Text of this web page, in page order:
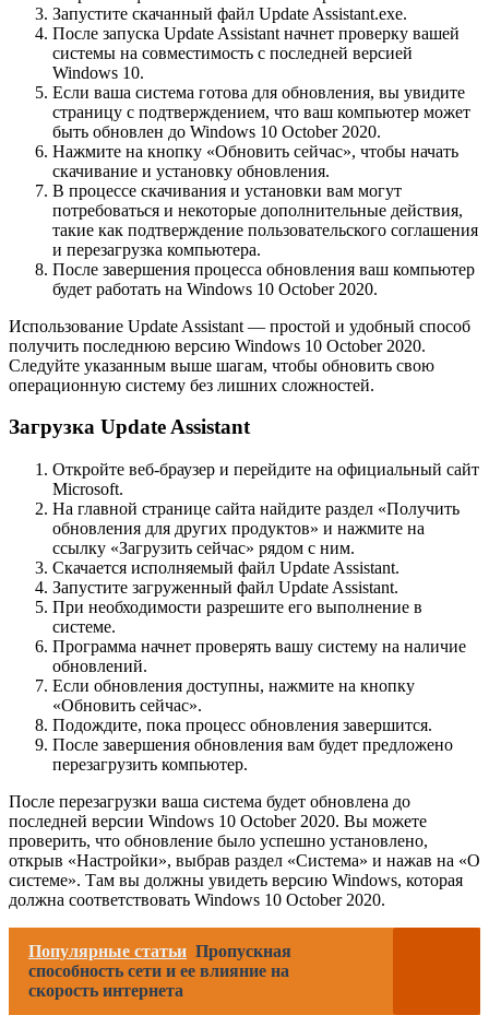
Запустите скачанный файл Update Assistant.exe.
После запуска Update Assistant начнет проверку вашей
системы на совместимость с последней версией
Windows 10.
Если ваша система готова для обновления, вы увидите
страницу с подтверждением, что ваш компьютер может
быть обновлен до Windows 10 October 2020.
Нажмите на кнопку «Обновить сейчас», чтобы начать
скачивание и установку обновления.
В процессе скачивания и установки вам могут
потребоваться и некоторые дополнительные действия,
такие как подтверждение пользовательского соглашения
и перезагрузка компьютера.
После завершения процесса обновления ваш компьютер
будет работать на Windows 10 October 2020.
Использование Update Assistant — простой и удобный способ
получить последнюю версию Windows 10 October 2020.
Следуйте указанным выше шагам, чтобы обновить свою
операционную систему без лишних сложностей.
Загрузка Update Assistant
Откройте веб-браузер и перейдите на официальный сайт
Microsoft.
На главной странице сайта найдите раздел «Получить
обновления для других продуктов» и нажмите на
ссылку «Загрузить сейчас» рядом с ним.
Скачается исполняемый файл Update Assistant.
Запустите загруженный файл Update Assistant.
При необходимости разрешите его выполнение в
системе.
Программа начнет проверять вашу систему на наличие
обновлений.
Если обновления доступны, нажмите на кнопку
«Обновить сейчас».
Подождите, пока процесс обновления завершится.
После завершения обновления вам будет предложено
перезагрузить компьютер.
После перезагрузки ваша система будет обновлена до
последней версии Windows 10 October 2020. Вы можете
проверить, что обновление было успешно установлено,
открыв «Настройки», выбрав раздел «Система» и нажав на «О
системе». Там вы должны увидеть версию Windows, которая
должна соответствовать Windows 10 October 2020.
Популярные статьи Пропускная
способность сети и ее влияние на
скорость интернета